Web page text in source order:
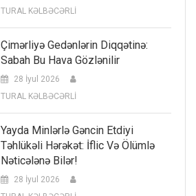
TURAL KƏLBƏCƏRLİ
Çimərliyə Gedənlərin Diqqətinə:
Sabah Bu Hava Gözlənilir
28 İyul 2026
TURAL KƏLBƏCƏRLİ
Yayda Minlərlə Gəncin Etdiyi
Təhlükəli Hərəkət: İflic Və Ölümlə
Nəticələnə Bilər!
28 İyul 2026